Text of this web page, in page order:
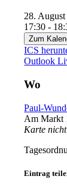
28.
17:30 -
Zum
ICS
Outlook
Wo
Paul-
Am Markt
Karte
Eintrag